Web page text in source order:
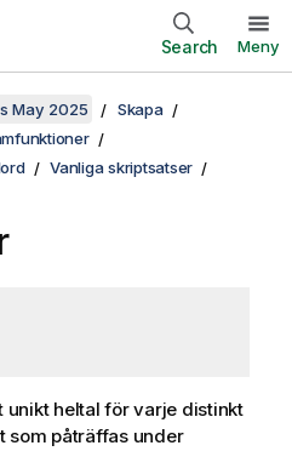
Search Meny
May 2025
Skapa
Vanliga skriptsatser
unikt heltal för varje distinkt
som påträffas under